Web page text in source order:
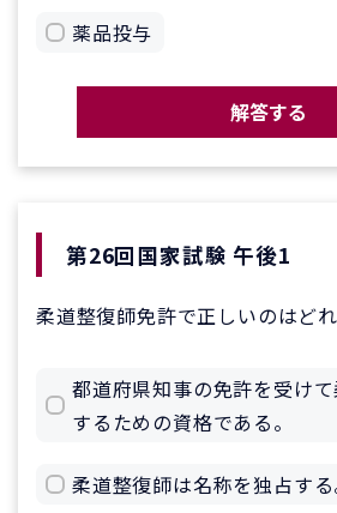
薬品投与
解答する
第26回国家試験 午後1
柔道整復師免許で正しいのはどれ
都道府県知事の免許を受け
するための資格である。
柔道整復師は名称を独占する